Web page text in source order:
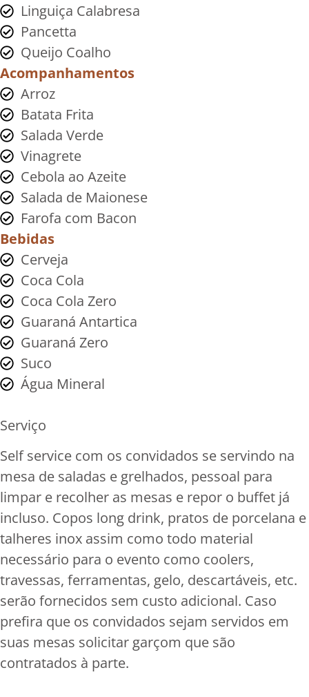
Linguiça Calabresa
Pancetta
Queijo Coalho
Acompanhamentos
Arroz
Batata Frita
Salada Verde
Vinagrete
Cebola ao Azeite
Salada de Maionese
Farofa com Bacon
Bebidas
Cerveja
Coca Cola
Coca Cola Zero
Guaraná Antartica
Guaraná Zero
Suco
Água Mineral
Serviço
Self service com os convidados se servindo na
mesa de saladas e grelhados, pessoal para
limpar e recolher as mesas e repor o buffet já
incluso. Copos long drink, pratos de porcelana e
talheres inox assim como todo material
necessário para o evento como coolers,
travessas, ferramentas, gelo, descartáveis, etc.
serão fornecidos sem custo adicional. Caso
prefira que os convidados sejam servidos em
suas mesas solicitar garçom que são
contratados à parte.